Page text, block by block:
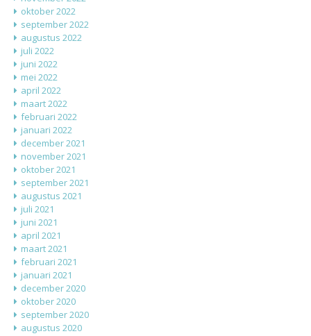
oktober 2022
september 2022
augustus 2022
juli 2022
juni 2022
mei 2022
april 2022
maart 2022
februari 2022
januari 2022
december 2021
november 2021
oktober 2021
september 2021
augustus 2021
juli 2021
juni 2021
april 2021
maart 2021
februari 2021
januari 2021
december 2020
oktober 2020
september 2020
augustus 2020